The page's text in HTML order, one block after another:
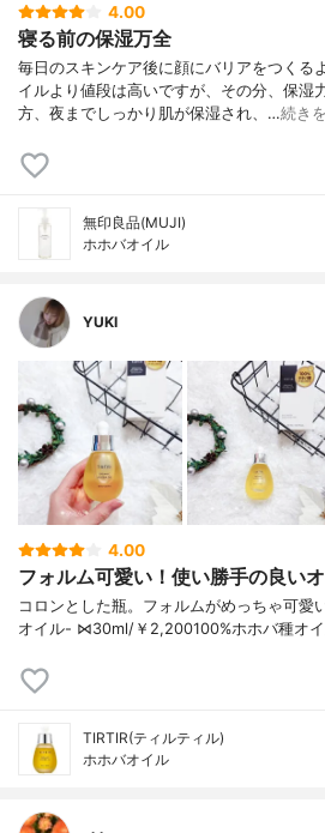
4.00
寝る前の保湿万全
毎日のスキンケア後に顔にバリアをつくる
イルより値段は高いですが、その分、保湿
方、夜までしっかり肌が保湿され、…続き
無印良品(MUJI)
ホホバオイル
YUKI
4.00
フォルム可愛い！使い勝手の良い
コロンとした瓶。 フォルムがめっちゃ可
オイル- ⋈ 30ml/￥2,200 100%ホホバ種オ
TIRTIR(ティルティル)
ホホバオイル